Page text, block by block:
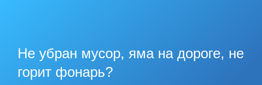
Не убран мусор, яма на дороге, не
горит фонарь?